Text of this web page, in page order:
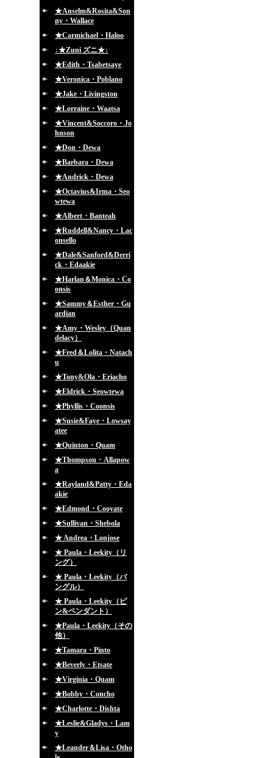
★Anselm&Rosita&Son
ny・Wallace
★Carmichael・Haloo
↓★Zuni ズニ★↓
★Edith・Tsabetsaye
★Veronica・Poblano
★Jake・Livingston
★Lorraine・Waatsa
★Vincent&Soccoro・Jo
hnson
★Don・Dewa
★Barbara・Dewa
★Andrick・Dewa
★Octavius&Irma・Seo
wtewa
★Albert・Banteah
★Ruddell&Nancy・Lac
onsello
★Dale&Sanford&Derri
ck・Edaakie
★Harlan＆Monica・Co
onsis
★Sammy＆Esther・Gu
ardian
★Amy・Wesley（Quan
delacy）
★Fred＆Lolita・Natach
u
★Tony&Ola・Eriacho
★Eldrick・Seowtewa
★Phyllis・Coonsis
★Susie&Faye・Lowsay
atee
★Quinton・Quam
★Thompson・Allapow
a
★Rayland&Patty・Eda
akie
★Edmond・Cooyate
★Sullivan・Shebola
★ Andrea・Lonjose
★ Paula・Leekity（リ
ング）
★ Paula・Leekity（バ
ングル）
★ Paula・Leekity（ピ
ン&ペンダント）
★Paula・Leekity（その
他）
★Tamara・Pinto
★Beverly・Etsate
★Virginia・Quam
★Bobby・Concho
★Charlotte・Dishta
★Leslie&Gladys・Lam
y
★Leander＆Lisa・Otho